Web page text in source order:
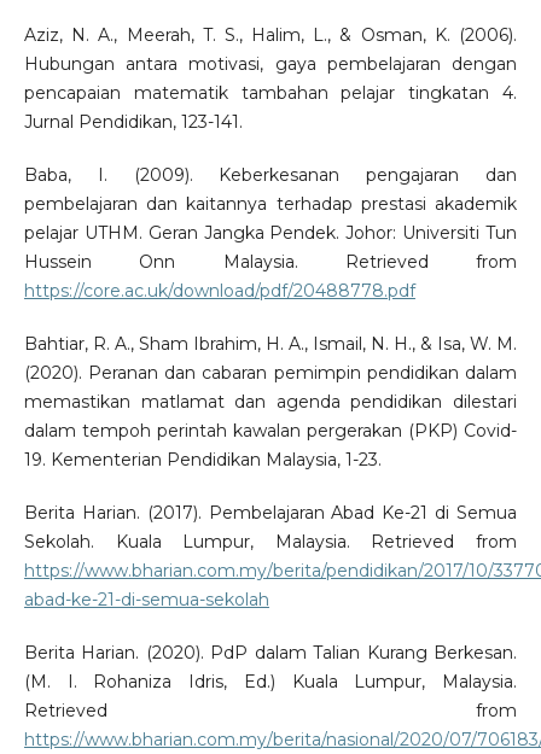
Aziz, N. A., Meerah, T. S., Halim, L., & Osman, K. (2006).
Hubungan antara motivasi, gaya pembelajaran dengan
pencapaian matematik tambahan pelajar tingkatan 4.
Jurnal Pendidikan, 123-141.
Baba, I. (2009). Keberkesanan pengajaran dan
pembelajaran dan kaitannya terhadap prestasi akademik
pelajar UTHM. Geran Jangka Pendek. Johor: Universiti Tun
Hussein Onn Malaysia. Retrieved from
https://core.ac.uk/download/pdf/20488778.pdf
Bahtiar, R. A., Sham Ibrahim, H. A., Ismail, N. H., & Isa, W. M.
(2020). Peranan dan cabaran pemimpin pendidikan dalam
memastikan matlamat dan agenda pendidikan dilestari
dalam tempoh perintah kawalan pergerakan (PKP) Covid-
19. Kementerian Pendidikan Malaysia, 1-23.
Berita Harian. (2017). Pembelajaran Abad Ke-21 di Semua
Sekolah. Kuala Lumpur, Malaysia. Retrieved from
https://www.bharian.com.my/berita/pendidikan/2017/10/
abad-ke-21-di-semua-sekolah
Berita Harian. (2020). PdP dalam Talian Kurang Berkesan.
(M. I. Rohaniza Idris, Ed.) Kuala Lumpur, Malaysia.
Retrieved from
https://www.bharian.com.my/berita/nasional/2020/07/